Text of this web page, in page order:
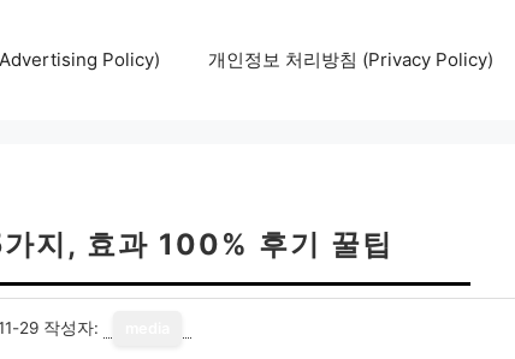
Policy) 개인정보 처리방침 (Privacy Policy)
지, 효과 100% 후기 꿀팁
29 작성자: